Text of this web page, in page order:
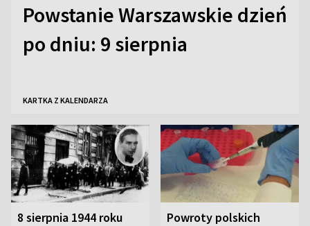
Powstanie Warszawskie dzień
po dniu: 9 sierpnia
KARTKA Z KALENDARZA
8 sierpnia 1944 roku
Powroty polskich